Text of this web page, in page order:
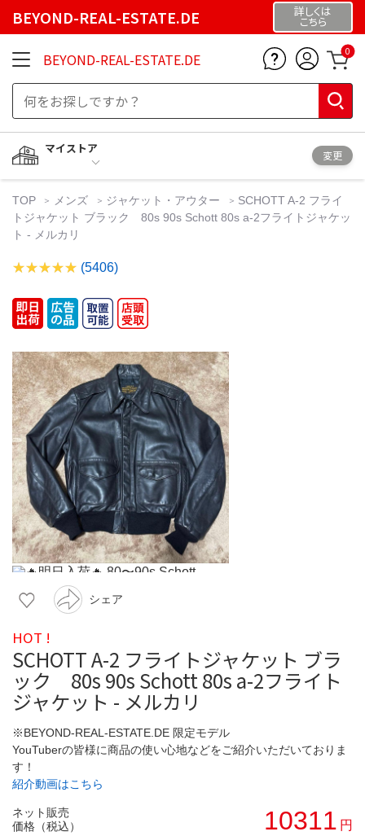
BEYOND-REAL-ESTATE.DE 詳しくは
こちら
BEYOND-REAL-ESTATE.DE 0
マイストア
変更
TOP メンズ ジャケット・アウター
SCHOTT A-2 フライ
トジャケット ブラック 80s 90s Schott 80s a-2フライトジャケッ
ト - メルカリ
(5406)
シェア
HOT !
SCHOTT A-2 フライトジャケット ブラ
ック 80s 90s Schott 80s a-2フライト
ジャケット - メルカリ
※BEYOND-REAL-ESTATE.DE 限定モデル
YouTuberの皆様に商品の使い心地などをご紹介いただいておりま
す！
紹介動画はこちら
ネット販売
価格（税込）
10311 円